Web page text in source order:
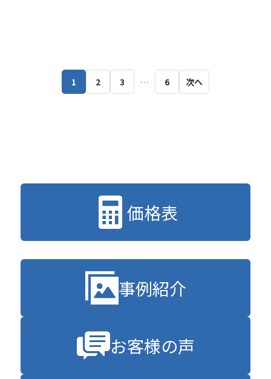
1 2 3 … 6 次へ
価格表
事例紹介
お客様の声